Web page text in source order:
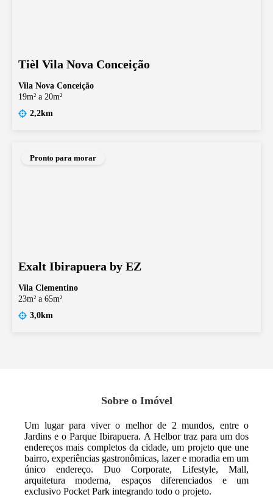
Tièl Vila Nova Conceição
Vila Nova Conceição
19m² a 20m²
2,2km
Pronto para morar
Exalt Ibirapuera by EZ
Vila Clementino
23m² a 65m²
3,0km
Sobre o Imóvel
Um lugar para viver o melhor de 2 mundos, entre o
Jardins e o Parque Ibirapuera. A Helbor traz para um dos
endereços mais completos da cidade, um projeto que une
bairro, experiências gastronômicas, lazer e moradia em um
único endereço. Duo Corporate, Lifestyle, Mall,
arquitetura moderna, espaços diferenciados e um
exclusivo Pocket Park integrando todo o projeto.